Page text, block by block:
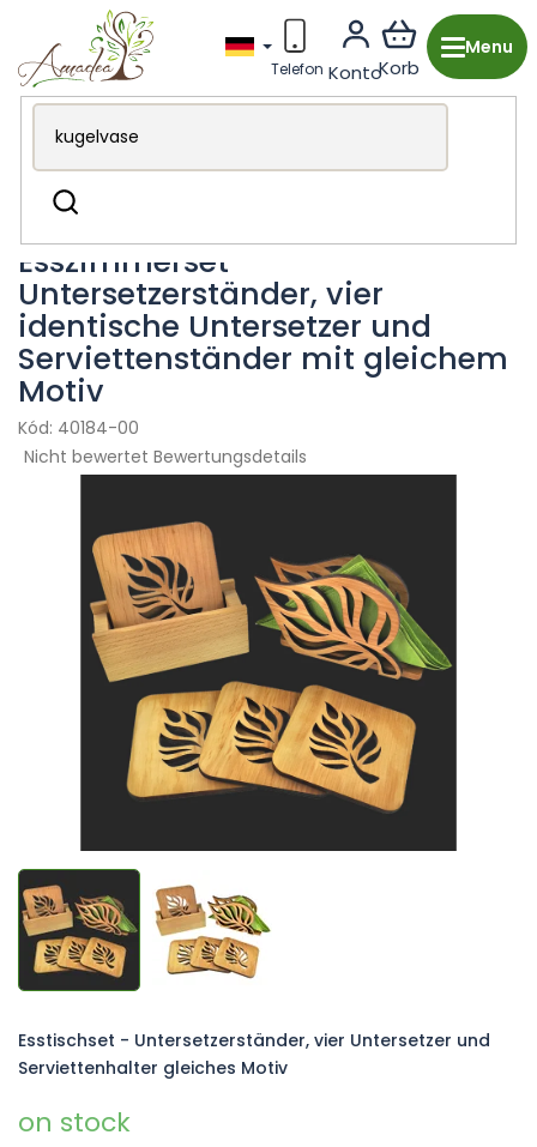
springen
Suchen
Holzproduktion aus Tschechien
Untersetzer & Tischsets
Esszimmerset –
Untersetzerständer, vier
identische Untersetzer und
Serviettenständer mit gleichem
Motiv
40184-00
Die
durchschnittliche
Nicht bewertet Bewertungsdetails
on stock
Esstischset - Untersetzerständer, vier Untersetzer und
Serviettenhalter gleiches Motiv